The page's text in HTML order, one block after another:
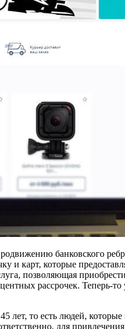
банковского
и карт, которые
позволяющая
рассрочек. Теперь-
то есть людей,
для